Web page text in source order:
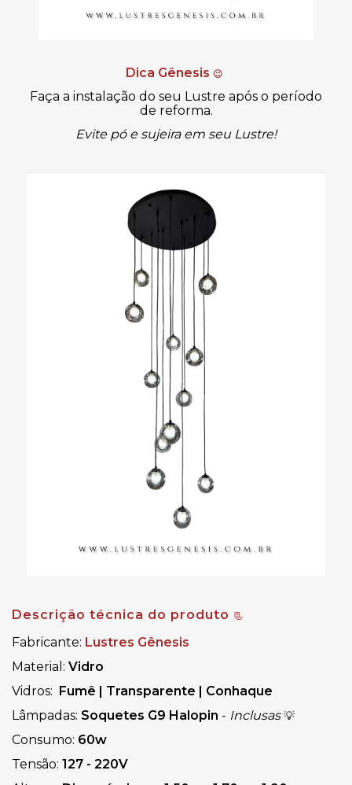
Dica Gênesis 😉
Faça a instalação do seu Lustre após o período
de reforma.
Evite pó e sujeira em seu Lustre!
Descrição técnica do produto 📃
Fabricante: Lustres Gênesis
Material: Vidro
Vidros:
Fumê Transparente
Conhaque
Lâmpadas: Soquetes G9 Halopin - Inclusas 💡
Consumo: 60w
Tensão: 127 - 220V